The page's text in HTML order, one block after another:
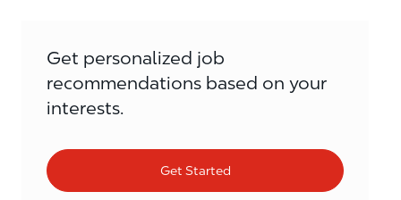
Get personalized job
recommendations based on your
interests.
Get Started